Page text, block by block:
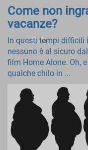
Come non
vacanze?
In questi tempi difficili
nessuno è al sicuro
film Home Alone. Oh,
qualche chilo in ...